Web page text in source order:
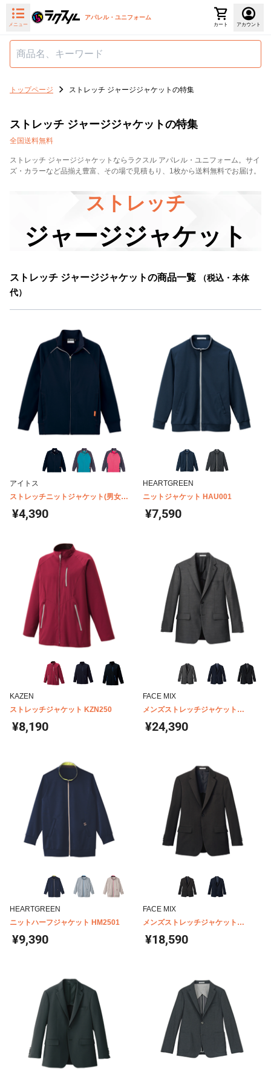
メニュー
アパレル・ユニフォーム
カート アカウント
トップページ ストレッチ ジャージジャケットの特集
ストレッチ ジャージジャケットの特集
全国送料無料
ストレッチ ジャージジャケットならラクスル アパレル・ユニフォーム。サイ
ズ・カラーなど品揃え豊富、その場で見積もり、1枚から送料無料でお届け。
ストレッチ
ジャージジャケット
ストレッチ ジャージジャケットの商品一覧
（税込・本体
代）
アイトス
ストレッチニットジャケット(男女兼
用) AZ-2877
¥4,390
HEARTGREEN
ニットジャケット HAU001
¥7,590
KAZEN
ストレッチジャケット KZN250
¥8,190
FACE MIX
メンズストレッチジャケット
FJ0006M
¥24,390
HEARTGREEN
ニットハーフジャケット HM2501
¥9,390
FACE MIX
メンズストレッチジャケット
FJ0008M
¥18,590